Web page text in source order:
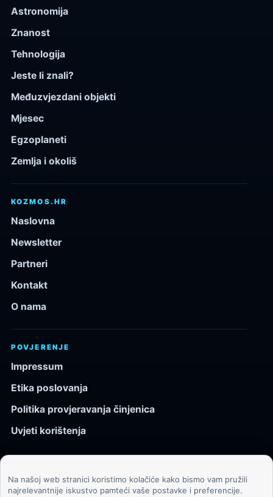
Astronomija
Znanost
Tehnologija
Jeste li znali?
Međuzvjezdani objekti
Mjesec
Egzoplaneti
Zemlja i okoliš
KOZMOS.HR
Naslovna
Newsletter
Partneri
Kontakt
O nama
POVJERENJE
Impressum
Etika poslovanja
Politika provjeravanja činjenica
Uvjeti korištenja
© 2026 Kozmos.hr. Sva prava pridržana.
Na našoj web stranici koristimo kolačiće kako bismo vam pružili
najrelevantnije iskustvo pamteći vaše postavke i preferencije.